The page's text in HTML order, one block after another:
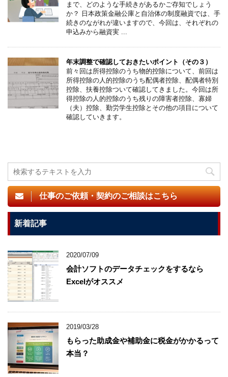
まで、どのような手続きがあるかご存知でしょう
か？ 日本政策金融公庫と自治体の制度融資では、手
続きのながれが違いますので、今回は、それぞれの
申込みから融資実 ...
年末調整で確認しておきたいポイント（その３）
前々回は所得控除のうち物的控除について、前回は
所得控除の人的控除のうち配偶者控除、配偶者特別
控除、扶養控除ついて確認してきました。今回は所
得控除の人的控除のうち残りの障害者控除、寡婦
（夫）控除、勤労学生控除とその他の項目について
確認していきます。
仕事のご依頼・契約のご相談はこちら
新着記事
2020/07/09
会計ソフトのデータチェックをするなら
Excelがオススメ
2019/03/28
もらった助成金や補助金に税金がかかるって
本当？